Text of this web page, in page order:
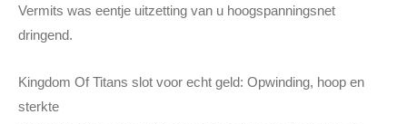
Vermits was eentje uitzetting van u hoogspanningsnet
dringend.
Kingdom Of Titans slot voor echt geld: Opwinding, hoop en
sterkte